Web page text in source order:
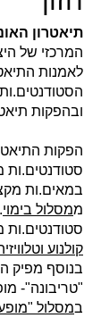
תיאטרון
המרכזי של
לאמנות
ובהפקות
הפקות
סטודנטים.ות
במאים.ות
ממסלול בימוי
סטודנטים.ות
קולנוע
בנוסף מפיק
"טריבונה"-
במסלול